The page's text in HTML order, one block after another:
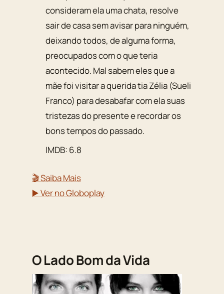
consideram ela uma chata, resolve
sair de casa sem avisar para ninguém,
deixando todos, de alguma forma,
preocupados com o que teria
acontecido. Mal sabem eles que a
mãe foi visitar a querida tia Zélia (Sueli
Franco) para desabafar com ela suas
tristezas do presente e recordar os
bons tempos do passado.
IMDB: 6.8
🎬 Saiba Mais
▶️ Ver no Globoplay
O Lado Bom da Vida